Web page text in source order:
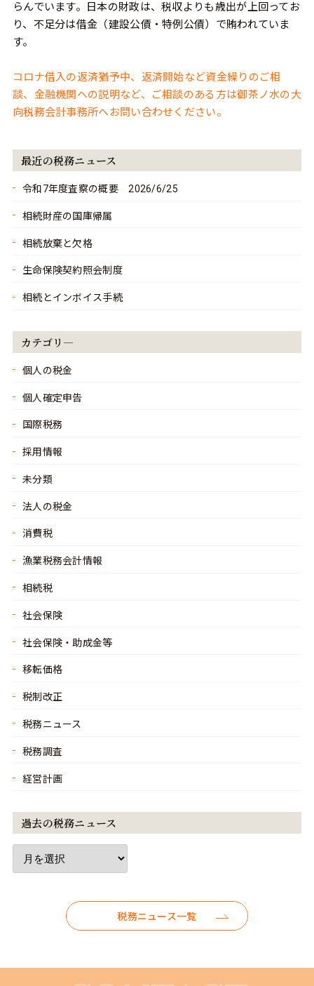
らんでいます。
日本の財政は、税収よりも歳出が上回ってお
り、不足分は借金（建設公債・特例公債）で賄われていま
す。
コロナ借入の返済猶予中、返済開始など資金繰りのご相
談、金融機関への説明など、ご相談のある方は御茶ノ水の大
向税務会計事務所へお問い合わせください。
最近の税務ニュース
令和7年度査察の概要 2026/6/25
相続財産の国庫帰属
相続放棄と欠格
生命保険契約照会制度
相続とインボイス手続
カテゴリ―
個人の税金
個人確定申告
国際税務
採用情報
未分類
法人の税金
消費税
漁業税務会計情報
相続税
社会保険
社会保険・助成金等
移転価格
税制改正
税務ニュース
税務調査
経営計画
過去の税務ニュース
税務ニュース一覧